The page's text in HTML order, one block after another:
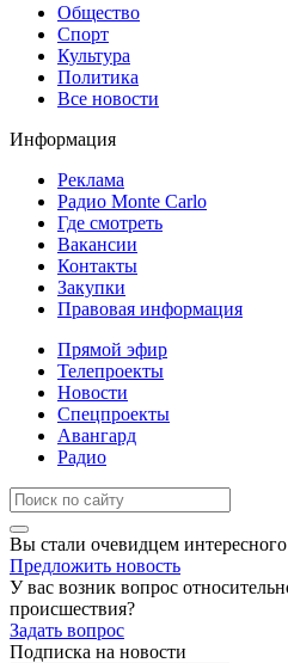
Общество
Спорт
Культура
Политика
Все новости
Информация
Реклама
Радио Monte Carlo
Где смотреть
Вакансии
Контакты
Закупки
Правовая информация
Прямой эфир
Телепроекты
Новости
Спецпроекты
Авангард
Радио
Вы стали очевидцем
Предложить новость
У вас возник вопрос
происшествия?
Задать вопрос
Подписка на новости